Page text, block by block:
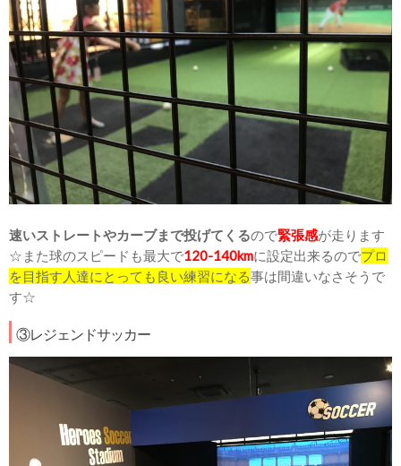
速いストレートやカーブまで投げてくるので緊張感が走ります
☆また球のスピードも最大で120-140kmに設定出来るのでプロ
を目指す人達にとっても良い練習になる事は間違いなさそうで
す☆
③レジェンドサッカー